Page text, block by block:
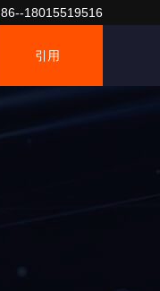
86--18015519516
引用